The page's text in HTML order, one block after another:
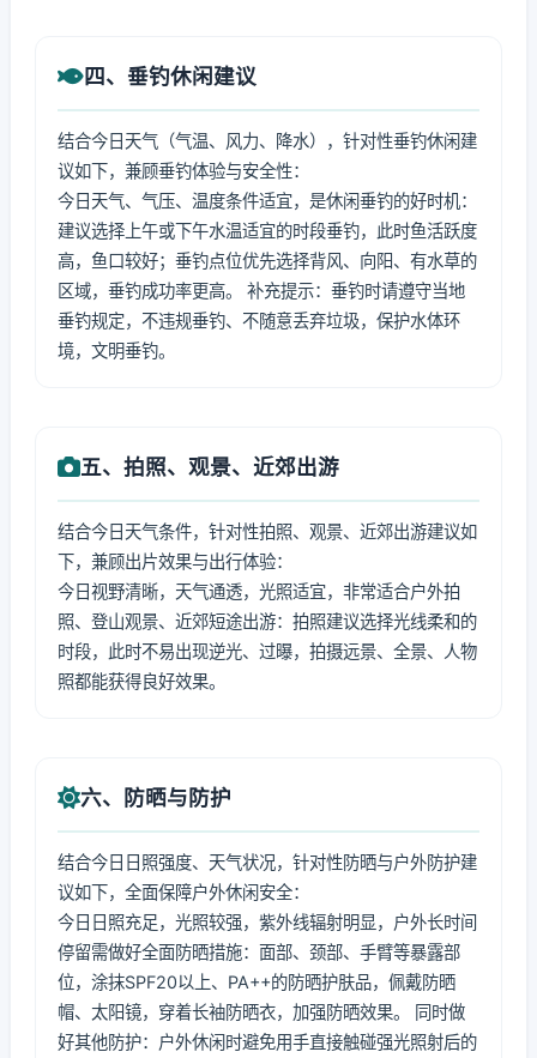
四、垂钓休闲建议
结合今日天气（气温、风力、降水），针对性垂钓休闲建
议如下，兼顾垂钓体验与安全性：
今日天气、气压、温度条件适宜，是休闲垂钓的好时机：
建议选择上午或下午水温适宜的时段垂钓，此时鱼活跃度
高，鱼口较好；垂钓点位优先选择背风、向阳、有水草的
区域，垂钓成功率更高。 补充提示：垂钓时请遵守当地
垂钓规定，不违规垂钓、不随意丢弃垃圾，保护水体环
境，文明垂钓。
五、拍照、观景、近郊出游
结合今日天气条件，针对性拍照、观景、近郊出游建议如
下，兼顾出片效果与出行体验：
今日视野清晰，天气通透，光照适宜，非常适合户外拍
照、登山观景、近郊短途出游：拍照建议选择光线柔和的
时段，此时不易出现逆光、过曝，拍摄远景、全景、人物
照都能获得良好效果。
六、防晒与防护
结合今日日照强度、天气状况，针对性防晒与户外防护建
议如下，全面保障户外休闲安全：
今日日照充足，光照较强，紫外线辐射明显，户外长时间
停留需做好全面防晒措施：面部、颈部、手臂等暴露部
位，涂抹SPF20以上、PA++的防晒护肤品，佩戴防晒
帽、太阳镜，穿着长袖防晒衣，加强防晒效果。 同时做
好其他防护：户外休闲时避免用手直接触碰强光照射后的